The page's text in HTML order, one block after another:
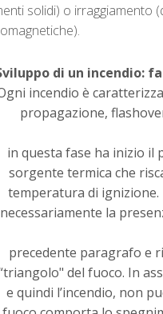
solidi) o
di un incendio:
incendio è
propagazione,
in questa fase ha inizio il
sorgente termica che
temperatura di
necessariamente la
precedente paragrafo e
del fuoco. In
e quindi l’incendio, non